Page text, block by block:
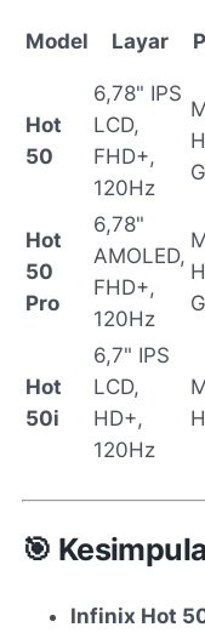
Model Layar
Hot
50
6,78" IPS
LCD,
FHD+,
120Hz
Hot
50
Pro
6,78"
AMOLED,
FHD+,
120Hz
Hot
50i
6,7" IPS
LCD,
HD+,
120Hz
🎯
Infinix Hot